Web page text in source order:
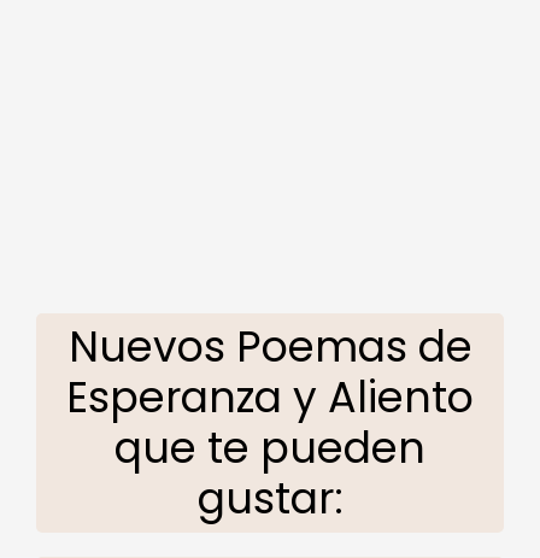
Nuevos Poemas de
Esperanza y Aliento
que te pueden
gustar: